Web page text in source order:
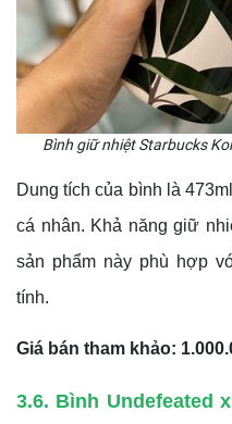
Bình giữ nhiệt Starbucks
Dung tích của bình là
cá nhân. Khả năng giữ
sản phẩm này phù hợp
tính.
Giá bán tham khảo:
3.6. Bình Undefeated